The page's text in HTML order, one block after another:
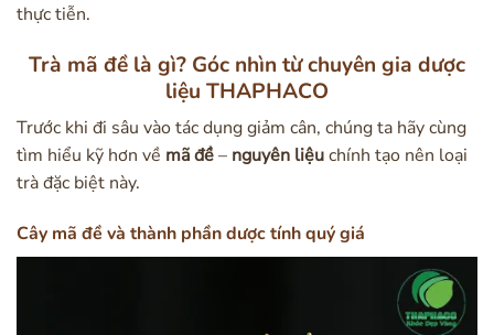
thực tiễn.
Trà mã đề là gì? Góc nhìn từ chuyên gia dược
liệu THAPHACO
Trước khi đi sâu vào tác dụng giảm cân, chúng ta hãy cùng
tìm hiểu kỹ hơn về mã đề– nguyên liệuchính tạo nên loại
trà đặc biệt này.
Cây mã đề và thành phần dược tính quý giá